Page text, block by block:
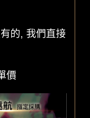
的, 我們直接
價